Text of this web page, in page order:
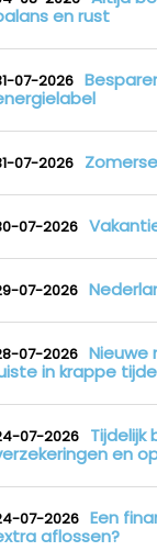
en rust
07-2026
07-2026
07-2026
07-2026
07-2026 Nieuwe
in krappe
07-2026 Tijdelijk
en
07-2026 Een
aflossen?